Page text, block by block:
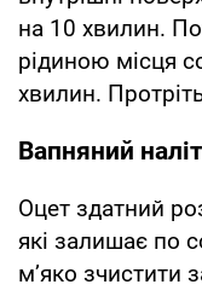
на 10 хвилин.
рідиною місця
хвилин.
Вапняний
Оцет здатний
які залишає по
м’яко зчистити